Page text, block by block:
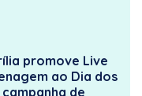
promove Live
ao Dia dos
campanha de